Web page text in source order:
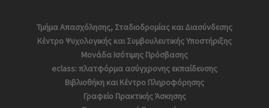
Τμήμα Απασχόλησης, Σταδιοδρομίας και Διασύνδεσης
Κέντρο Ψυχολογικής και Συμβουλευτικής Υποστήριξης
Μονάδα Ισότιμης Πρόσβασης
eclass: πλατφόρμα ασύγχρονης εκπαίδευσης
Βιβλιοθήκη και Κέντρο Πληροφόρησης
Γραφείο Πρακτικής Άσκησης